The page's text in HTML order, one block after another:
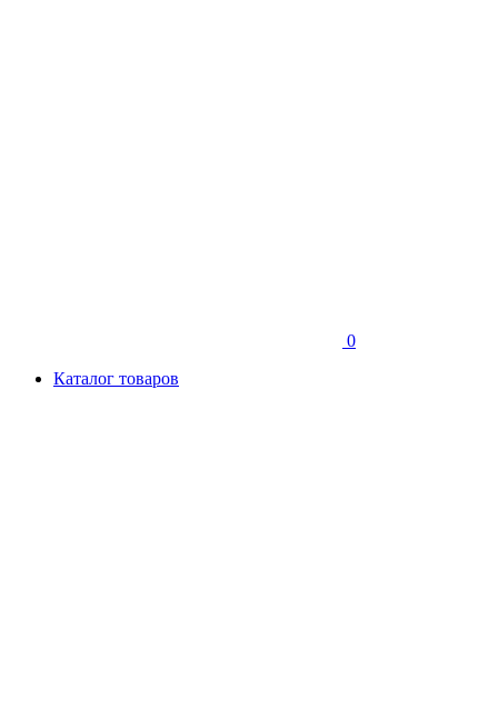
0
Каталог товаров